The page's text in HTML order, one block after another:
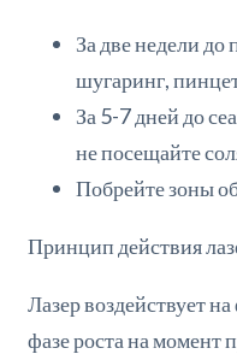
За две недели
шугаринг,
За 5-7 дней до
не посещайте
Побрейте зоны
Принцип действия
Лазер воздействует
фазе роста на момент